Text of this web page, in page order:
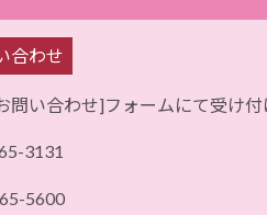
合わせ
問い合わせ]フォームにて受け付
3131
5600